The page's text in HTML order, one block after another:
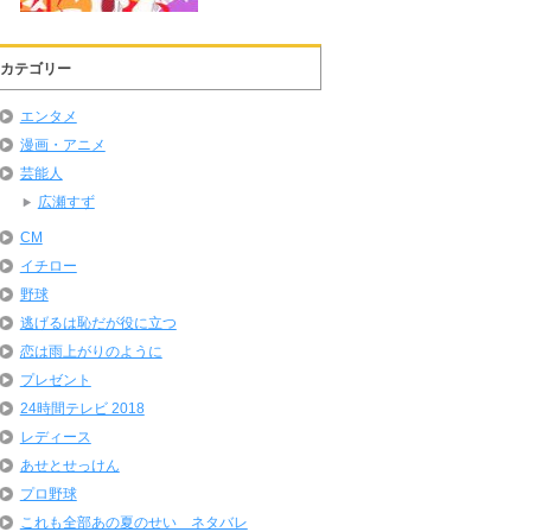
カテゴリー
エンタメ
漫画・アニメ
芸能人
広瀬すず
CM
イチロー
野球
逃げるは恥だが役に立つ
恋は雨上がりのように
プレゼント
24時間テレビ 2018
レディース
あせとせっけん
プロ野球
これも全部あの夏のせい ネタバレ